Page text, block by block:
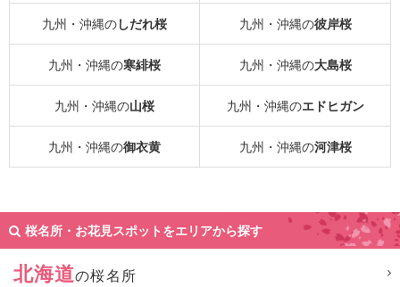
九州・沖縄のしだれ桜 九州・沖縄の彼岸桜
九州・沖縄の寒緋桜 九州・沖縄の大島桜
九州・沖縄の山桜 九州・沖縄のエドヒガン
九州・沖縄の御衣黄 九州・沖縄の河津桜
桜名所・お花見スポットをエリアから探す
北海道の桜名所